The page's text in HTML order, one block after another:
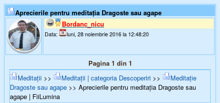
Aprecierile pentru meditația Dragoste sau agape
Bordanc_nicu
Data: luni, 28 noiembrie 2016 la 12:48:20
Pagina 1 din 1
Meditații >> Meditații | categoria Descoperiri >>
Meditație
Dragoste sau agape >> Aprecierile pentru meditația Dragoste sau
agape | FiiLumina